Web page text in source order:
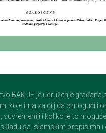
BAKIJE je udruženje građana
koje ima za cilj da omogući i
suvremeniji i koliko je to
sa islamskim propisima i